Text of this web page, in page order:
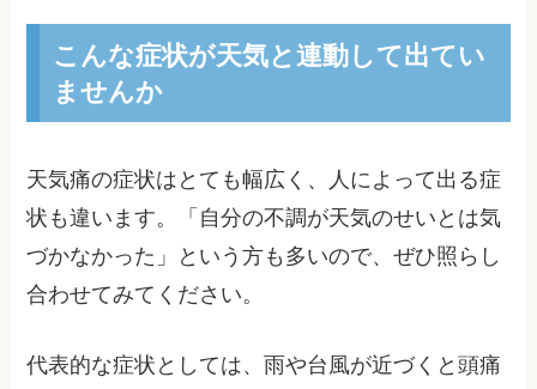
こんな症状が天気と連動して出てい
ませんか
天気痛の症状はとても幅広く、人によって出る症
状も違います。「自分の不調が天気のせいとは気
づかなかった」という方も多いので、ぜひ照らし
合わせてみてください。
代表的な症状としては、雨や台風が近づくと頭痛